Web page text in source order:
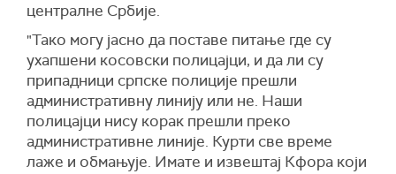
централне Србије.
"Тако могу јасно да поставе питање где су
ухапшени косовски полицајци, и да ли су
припадници српске полиције прешли
административну линију или не. Наши
полицајци нису корак прешли преко
административне линије. Курти све време
лаже и обмањује. Имате и извештај Кфора који